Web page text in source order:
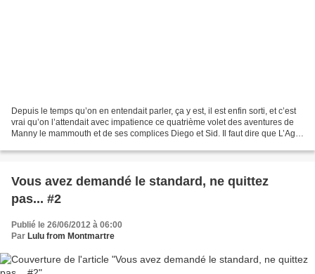
Depuis le temps qu’on en entendait parler, ça y est, il est enfin sorti, et c’est
vrai qu’on l’attendait avec impatience ce quatrième volet des aventures de
Manny le mammouth et de ses complices Diego et Sid. Il faut dire que L’Age
Vous avez demandé le standard, ne quittez
pas... #2
Publié le 26/06/2012 à 06:00
Par Lulu from Montmartre